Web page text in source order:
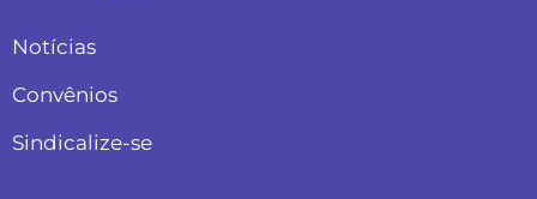
Notícias
Convênios
Sindicalize-se